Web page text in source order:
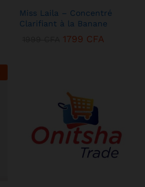
Miss Laila – Concentré
Clarifiant à la Banane
1799 CFA